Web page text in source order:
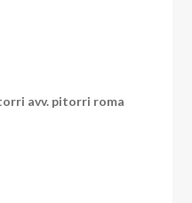
avv. pitorri roma